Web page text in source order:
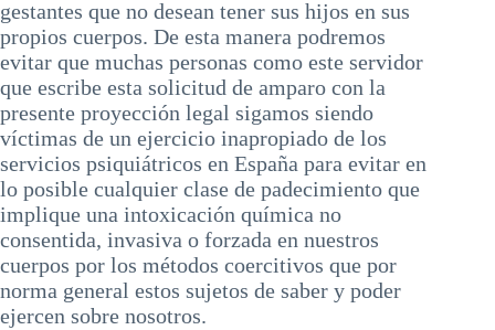
gestantes que no desean tener sus hijos en sus
propios cuerpos. De esta manera podremos
evitar que muchas personas como este servidor
que escribe esta solicitud de amparo con la
presente proyección legal sigamos siendo
víctimas de un ejercicio inapropiado de los
servicios psiquiátricos en España para evitar en
lo posible cualquier clase de padecimiento que
implique una intoxicación química no
consentida, invasiva o forzada en nuestros
cuerpos por los métodos coercitivos que por
norma general estos sujetos de saber y poder
ejercen sobre nosotros.